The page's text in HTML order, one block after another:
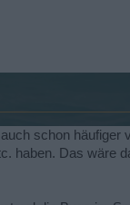
schon häufiger
haben. Das wäre